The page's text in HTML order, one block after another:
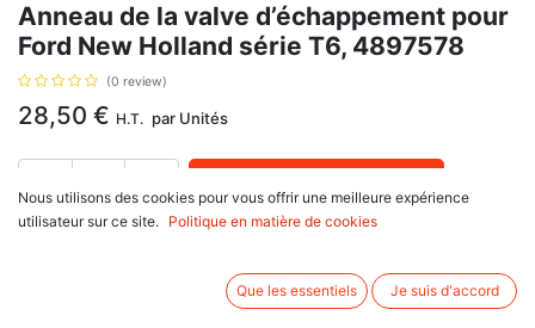
Anneau de la valve d’échappement pour
Ford New Holland série T6, 4897578
(0 review)
28,50 € H.T. par Unités
Délai de livraison : 1 semaine
Anneau de la valve d’échappement, avec pour référence d'origine 4897578
Nous utilisons des cookies pour vous offrir une meilleure expérience
utilisateur sur ce site.
Politique en matière de cookies
Que les essentiels Je suis d'accord